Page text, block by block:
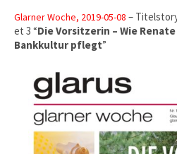
Glarner Woche, 2019-05-08 –
et 3 “Die Vorsitzerin – Wie
Bankkultur pflegt”